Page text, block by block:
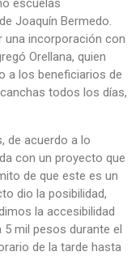
escuelas
Joaquín Bermedo.
una incorporación con
Orellana, quien
a los beneficiarios de
todos los días,
de acuerdo a lo
con un proyecto que
de que este es un
dio la posibilidad,
la accesibilidad
5 mil pesos durante el
de la tarde hasta